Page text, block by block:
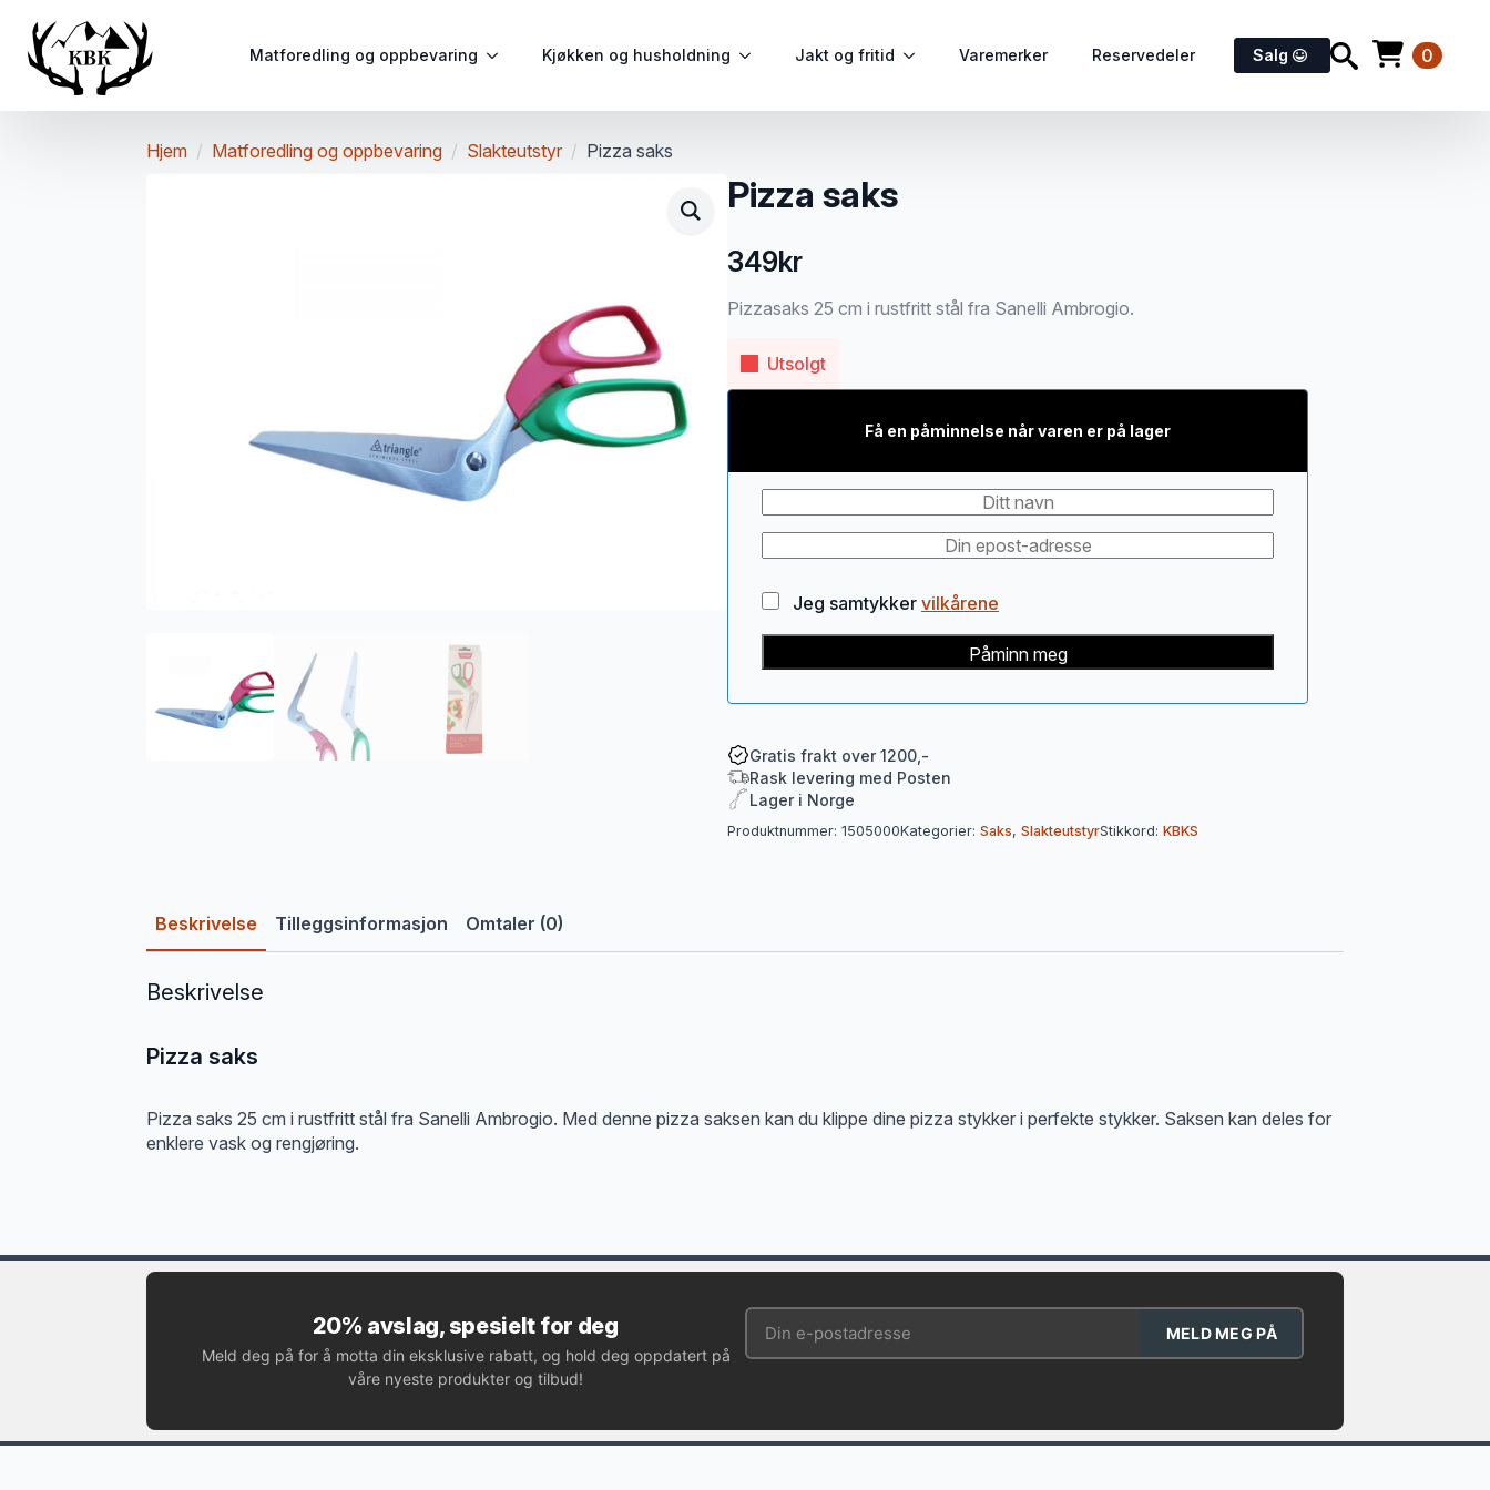
Matforedling og oppbevaring Kjøkken og husholdning Jakt og fritid Varemerker Reservedeler Salg 0
Hjem Matforedling og oppbevaring Slakteutstyr Pizza saks
Pizza saks
349kr
Pizzasaks 25 cm i rustfritt stål fra Sanelli Ambrogio.
Utsolgt
Få en påminnelse når varen er på lager
Jeg samtykker vilkårene
Påminn meg
Gratis frakt over 1200,-
Rask levering med Posten
Lager i Norge
Produktnummer: 1505000Kategorier: Saks, SlakteutstyrStikkord: KBKS
Beskrivelse Tilleggsinformasjon Omtaler (0)
Beskrivelse
Pizza saks
Pizza saks 25 cm i rustfritt stål fra Sanelli Ambrogio. Med denne pizza saksen kan du klippe dine pizza stykker i perfekte stykker. Saksen kan deles for
enklere vask og rengjøring.
20% avslag, spesielt for deg
Meld deg på for å motta din eksklusive rabatt, og hold deg oppdatert på
våre nyeste produkter og tilbud!
MELD MEG PÅ